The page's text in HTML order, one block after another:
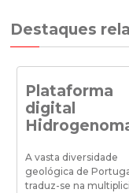
Destaques
Plataforma
digital
A vasta diversidade
geológica de
traduz-se na